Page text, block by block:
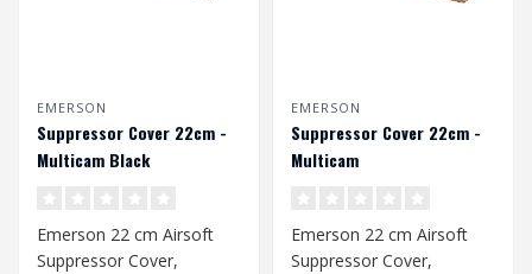
EMERSON
Suppressor Cover 22cm -
Multicam Black
Emerson 22 cm Airsoft
Suppressor Cover,
EMERSON
Suppressor Cover 22cm -
Multicam
Emerson 22 cm Airsoft
Suppressor Cover,